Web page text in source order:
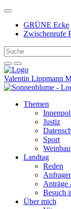
Weiter
Inhalt
GRÜNE Ecke
Zwischenrufe
Valentin Lippmann
Themen
Justiz
Sport
Weinbau
Landtag
Reden
Anträge
Besuch
Über mich